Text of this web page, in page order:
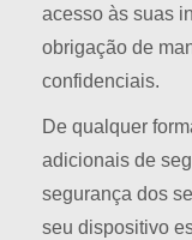
acesso às suas
obrigação de
confidenciais.
De qualquer
adicionais de
segurança dos
seu dispositivo